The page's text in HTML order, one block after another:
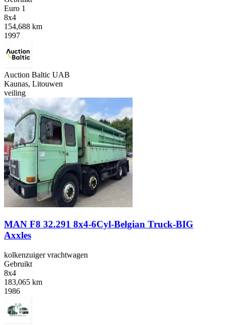
Euro 1
8x4
154,688 km
1997
Auction Baltic UAB
Kaunas, Litouwen
veiling
MAN F8 32.291 8x4-6Cyl-Belgian Truck-BIG
Axxles
kolkenzuiger vrachtwagen
Gebruikt
8x4
183,065 km
1986